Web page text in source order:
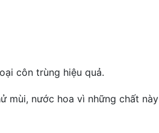
côn trùng hiệu quả.
mùi, nước hoa vì những chất